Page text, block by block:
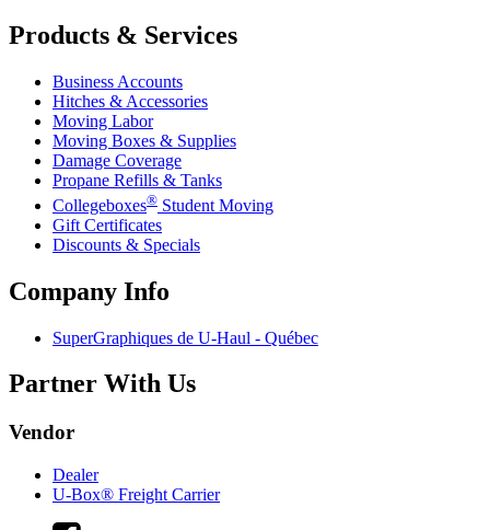
Products & Services
Business Accounts
Hitches & Accessories
Moving Labor
Moving Boxes & Supplies
Damage Coverage
Propane Refills & Tanks
Collegeboxes® Student Moving
Gift Certificates
Discounts & Specials
Company Info
SuperGraphiques de U-Haul - Québec
Partner With Us
Vendor
Dealer
U-Box® Freight Carrier